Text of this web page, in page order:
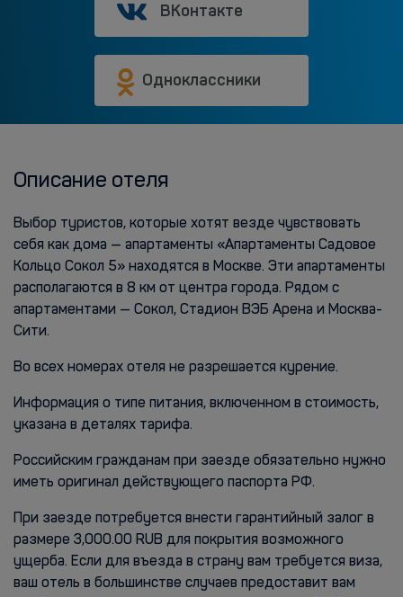
ВКонтакте
Одноклассники
Описание отеля
Выбор туристов, которые хотят везде чувствовать
себя как дома — апартаменты «Апартаменты Садовое
Кольцо Сокол 5» находятся в Москве. Эти апартаменты
располагаются в 8 км от центра города. Рядом с
апартаментами — Сокол, Стадион ВЭБ Арена и Москва-
Сити.
Во всех номерах отеля не разрешается курение.
Информация о типе питания, включенном в стоимость,
указана в деталях тарифа.
Российским гражданам при заезде обязательно нужно
иметь оригинал действующего паспорта РФ.
При заезде потребуется внести гарантийный залог в
размере 3,000.00 RUB для покрытия возможного
ущерба. Если для въезда в страну вам требуется виза,
ваш отель в большинстве случаев предоставит вам